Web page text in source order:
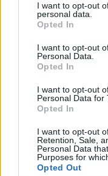
I want to opt-out
personal data.
Opted In
I want to opt-out
Personal Data.
Opted In
I want to opt-out
Personal Data for
Opted In
I want to opt-out
Retention, Sale,
Personal Data
Purposes for
Opted Out
Effectiviteit
Hoeveelheid
Extreem veel
laten. Nu mijn 2e
bloedverlies en grote
geef mening